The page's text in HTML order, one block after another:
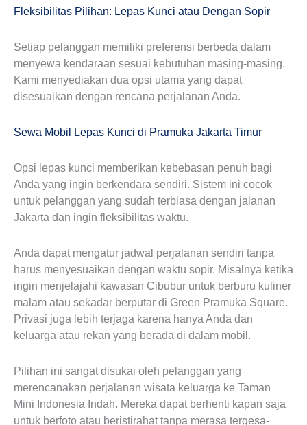
Fleksibilitas Pilihan: Lepas Kunci atau Dengan Sopir
Setiap pelanggan memiliki preferensi berbeda dalam
menyewa kendaraan sesuai kebutuhan masing-masing.
Kami menyediakan dua opsi utama yang dapat
disesuaikan dengan rencana perjalanan Anda.
Sewa Mobil Lepas Kunci di Pramuka Jakarta Timur
Opsi lepas kunci memberikan kebebasan penuh bagi
Anda yang ingin berkendara sendiri. Sistem ini cocok
untuk pelanggan yang sudah terbiasa dengan jalanan
Jakarta dan ingin fleksibilitas waktu.
Anda dapat mengatur jadwal perjalanan sendiri tanpa
harus menyesuaikan dengan waktu sopir. Misalnya ketika
ingin menjelajahi kawasan Cibubur untuk berburu kuliner
malam atau sekadar berputar di Green Pramuka Square.
Privasi juga lebih terjaga karena hanya Anda dan
keluarga atau rekan yang berada di dalam mobil.
Pilihan ini sangat disukai oleh pelanggan yang
merencanakan perjalanan wisata keluarga ke Taman
Mini Indonesia Indah. Mereka dapat berhenti kapan saja
untuk berfoto atau beristirahat tanpa merasa tergesa-